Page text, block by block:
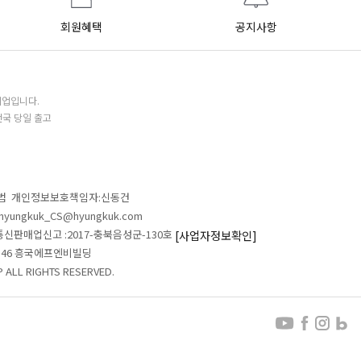
회원혜택 공지사항
입니다.
당일 출고
개인정보보호책임자:신동건
판매업신고 :2017-충북음성군-130호 [사업자정보확인]
흥국에프엔비빌딩
RIGHTS RESERVED.